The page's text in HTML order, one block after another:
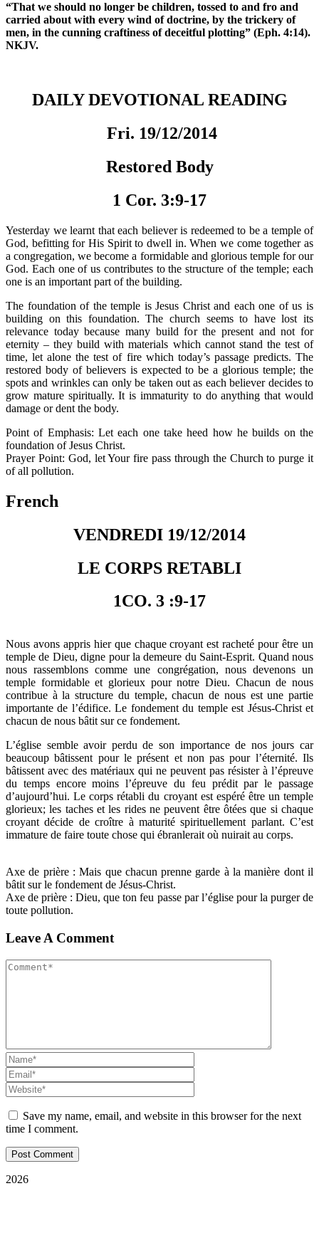
“That we should no longer be children, tossed to and fro and
carried about with every wind of doctrine, by the trickery of
men, in the cunning craftiness of deceitful plotting” (Eph. 4:14).
NKJV.
DAILY DEVOTIONAL READING
Fri. 19/12/2014
Restored Body
1 Cor. 3:9-17
Yesterday we learnt that each believer is redeemed to be a temple of
God, befitting for His Spirit to dwell in. When we come together as
a congregation, we become a formidable and glorious temple for our
God. Each one of us contributes to the structure of the temple; each
one is an important part of the building.
The foundation of the temple is Jesus Christ and each one of us is
building on this foundation. The church seems to have lost its
relevance today because many build for the present and not for
eternity – they build with materials which cannot stand the test of
time, let alone the test of fire which today’s passage predicts. The
restored body of believers is expected to be a glorious temple; the
spots and wrinkles can only be taken out as each believer decides to
grow mature spiritually. It is immaturity to do anything that would
damage or dent the body.
Point of Emphasis: Let each one take heed how he builds on the
foundation of Jesus Christ.
Prayer Point: God, let Your fire pass through the Church to purge it
of all pollution.
French
VENDREDI 19/12/2014
LE CORPS RETABLI
1CO. 3 :9-17
Nous avons appris hier que chaque croyant est racheté pour être un
temple de Dieu, digne pour la demeure du Saint-Esprit. Quand nous
nous rassemblons comme une congrégation, nous devenons un
temple formidable et glorieux pour notre Dieu. Chacun de nous
contribue à la structure du temple, chacun de nous est une partie
importante de l’édifice. Le fondement du temple est Jésus-Christ et
chacun de nous bâtit sur ce fondement.
L’église semble avoir perdu de son importance de nos jours car
beaucoup bâtissent pour le présent et non pas pour l’éternité. Ils
bâtissent avec des matériaux qui ne peuvent pas résister à l’épreuve
du temps encore moins l’épreuve du feu prédit par le passage
d’aujourd’hui. Le corps rétabli du croyant est espéré être un temple
glorieux; les taches et les rides ne peuvent être ôtées que si chaque
croyant décide de croître à maturité spirituellement parlant. C’est
immature de faire toute chose qui ébranlerait où nuirait au corps.
Axe de prière : Mais que chacun prenne garde à la manière dont il
bâtit sur le fondement de Jésus-Christ.
Axe de prière : Dieu, que ton feu passe par l’église pour la purger de
toute pollution.
Leave A Comment
Save my name, email, and website in this browser for the next
time I comment.
2026